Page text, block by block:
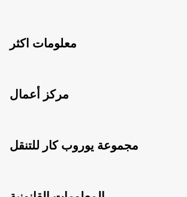
معلومات اكثر
مركز أعمال
مجموعة يوروب كار للتنقل